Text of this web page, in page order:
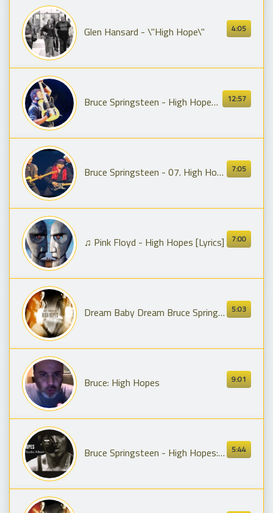
4:05
Glen Hansard - \"High Hope\"
12:57
Bruce Springsteen - High Hopes Into Badlands
7:05
Bruce Springsteen - 07. High Hopes (The Havalinas cover).
7:00
♫ Pink Floyd - High Hopes [Lyrics]
5:03
Dream Baby Dream Bruce Springsteen High Hopes
9:01
Bruce: High Hopes
5:44
Bruce Springsteen - High Hopes: A New Studio Album